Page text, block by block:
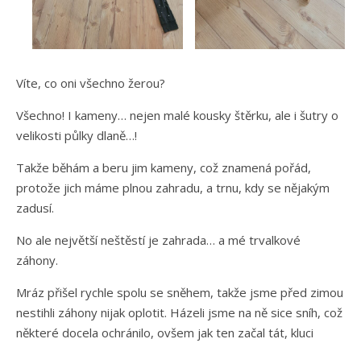
Víte, co oni všechno žerou?
Všechno! I kameny… nejen malé kousky štěrku, ale i šutry o
velikosti půlky dlaně…!
Takže běhám a beru jim kameny, což znamená pořád,
protože jich máme plnou zahradu, a trnu, kdy se nějakým
zadusí.
No ale největší neštěstí je zahrada… a mé trvalkové
záhony.
Mráz přišel rychle spolu se sněhem, takže jsme před zimou
nestihli záhony nijak oplotit. Házeli jsme na ně sice sníh, což
některé docela ochránilo, ovšem jak ten začal tát, kluci